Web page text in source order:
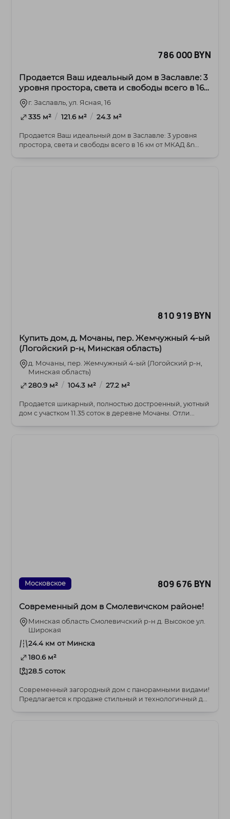
786 000 BYN
Продается Ваш идеальный дом в Заславле: 3
уровня простора, света и свободы всего в 16
км от МКАД
г. Заславль, ул. Ясная, 16
335 м² / 121.6 м² / 24.3 м²
Продается Ваш идеальный дом в Заславле: 3 уровня
простора, света и свободы всего в 16 км от МКАД &n...
810 919 BYN
Купить дом, д. Мочаны, пер. Жемчужный 4-ый
(Логойский р-н, Минская область)
д. Мочаны, пер. Жемчужный 4-ый (Логойский р-н,
Минская область)
280.9 м² / 104.3 м² / 27.2 м²
Продается шикарный, полностью достроенный, уютный
дом с участком 11.35 соток в деревне Мочаны. Отли...
Московское 809 676 BYN
Современный дом в Смолевичском районе!
Минская область Смолевичский р-н д. Высокое ул.
Широкая
24.4 км от Минска
180.6 м²
28.5 соток
Современный загородный дом с панорамными видами!
Предлагается к продаже стильный и технологичный д...